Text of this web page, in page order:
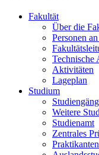
Fakultät
Über die
Personen
Technische
Aktivitäten
Lageplan
Studium
Weitere
Studienamt
Zentrales